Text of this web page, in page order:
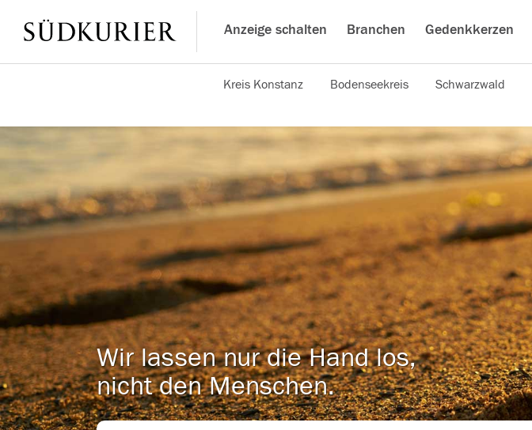
Anzeige schalten Branchen Gedenkkerzen
Kreis Konstanz Bodenseekreis Schwarzwald
Wir lassen nur die Hand los,
nicht den Menschen.